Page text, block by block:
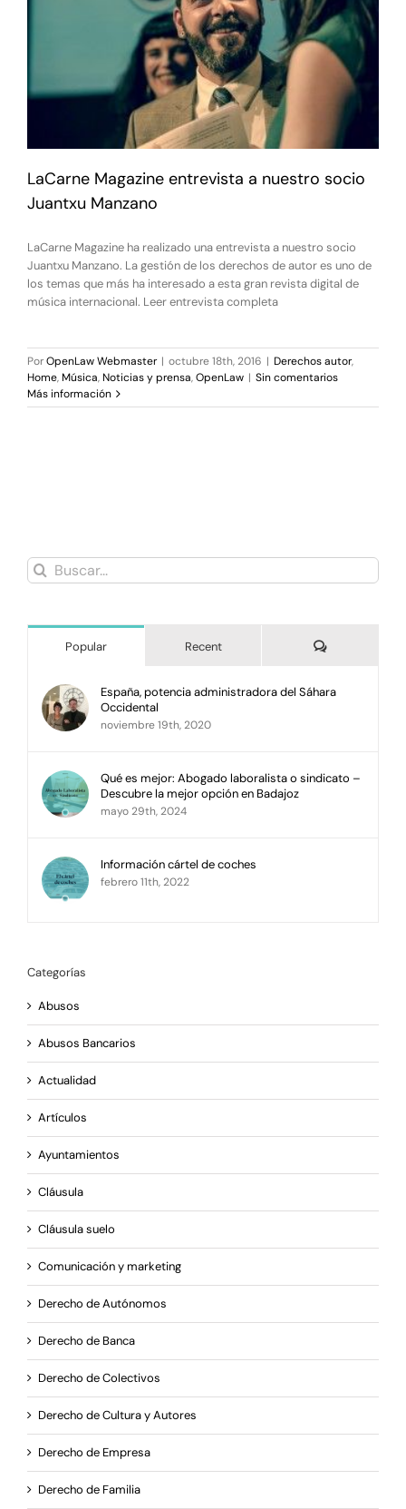
LaCarne Magazine entrevista a nuestro socio
Juantxu Manzano
LaCarne Magazine ha realizado una entrevista a nuestro socio
Juantxu Manzano. La gestión de los derechos de autor es uno de
los temas que más ha interesado a esta gran revista digital de
música internacional. Leer entrevista completa
PorOpenLaw Webmaster | octubre 18th, 2016 | Derechos autor,
Home,Música,Noticias y prensa,OpenLaw | Sin comentarios
Más información
Buscar:
Popular Recent Comments
España, potencia administradora del Sáhara
Occidental
noviembre 19th, 2020
Qué es mejor: Abogado laboralista o sindicato –
Descubre la mejor opción en Badajoz
mayo 29th, 2024
Información cártel de coches
febrero 11th, 2022
Categorías
Abusos
Abusos Bancarios
Actualidad
Artículos
Ayuntamientos
Cláusula
Cláusula suelo
Comunicación y marketing
Derecho de Autónomos
Derecho de Banca
Derecho de Colectivos
Derecho de Cultura y Autores
Derecho de Empresa
Derecho de Familia